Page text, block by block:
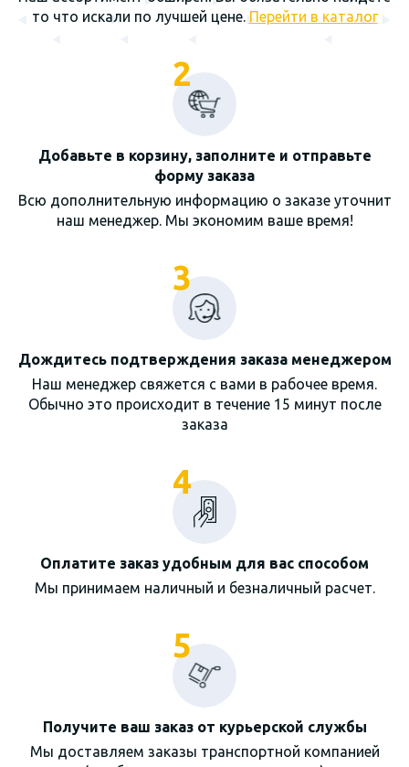
то что искали по лучшей цене. Перейти в каталог
2
Добавьте в корзину, заполните и отправьте
форму заказа
Всю дополнительную информацию о заказе уточнит
наш менеджер. Мы экономим ваше время!
3
Дождитесь подтверждения заказа менеджером
Наш менеджер свяжется с вами в рабочее время.
Обычно это происходит в течение 15 минут после
заказа
4
Оплатите заказ удобным для вас способом
Мы принимаем наличный и безналичный расчет.
5
Получите ваш заказ от курьерской службы
Мы доставляем заказы транспортной компанией